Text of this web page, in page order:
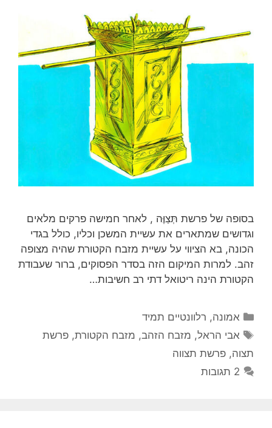
בסופה של פרשת תְּצַוֶּה , לאחר חמישה פרקים מלאים
וגדושים שמתארים את עשיית המשכן וכליו, כולל בגדי
הכונה, בא הציווי על עשיית מזבח הקטורת שהיה מצופה
זהב. למרות המיקום הזה בסדר הפסוקים, ברור שעבודת
הקטורת הינה ריטואל דתי רב חשיבות…
קטגוריות
אמונה, רלוונטיים תמיד
תגיות
אבי הראל, מזבח הזהב, מזבח הקטורת,פרשת
תצוה, פרשת תצווה
2 תגובות